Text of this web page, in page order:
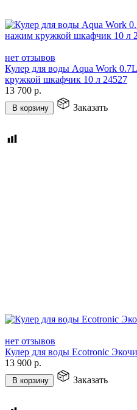
нет отзывов
Кулер для воды Aqua Work
кружкой шкафчик 10 л 24527
13 700 р.
В корзину Заказать
нет отзывов
Кулер для воды Ecotronic
13 900 р.
В корзину Заказать